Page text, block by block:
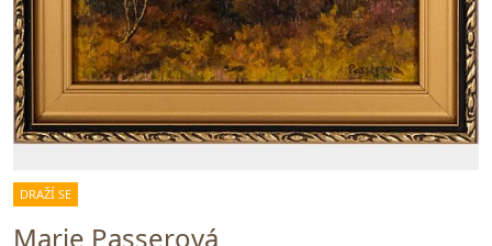
DRAŽÍ SE
Marie Passerová